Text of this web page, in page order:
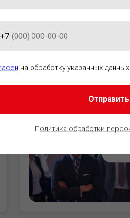
+7
на обработку указанных данных
Отправить
Политика обработки